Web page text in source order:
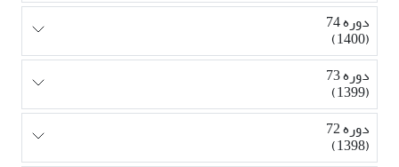
دوره 74
(1400)
دوره 73
(1399)
دوره 72
(1398)